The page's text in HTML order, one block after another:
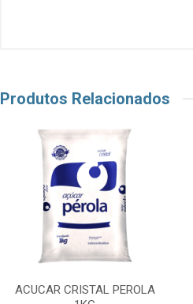
Produtos Relacionados
ACUCAR CRISTAL PEROLA